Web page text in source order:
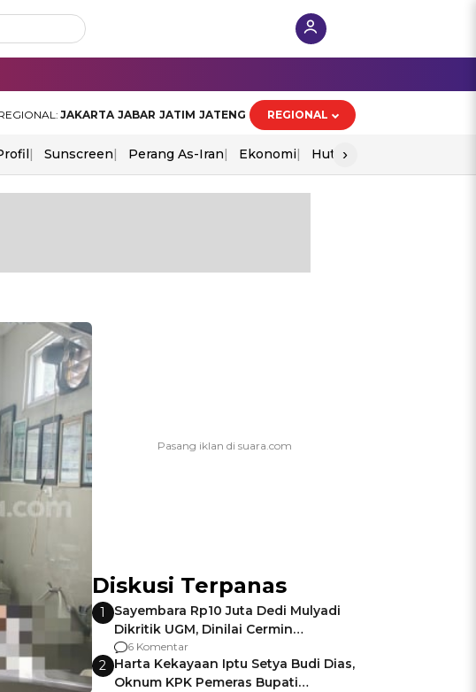
JAKARTA JABAR JATIM JATENG REGIONAL
Sunscreen Perang As-Iran Ekonomi Hut Ri
›
Diskusi Terpanas
1
Sayembara Rp10 Juta Dedi Mulyadi
Dikritik UGM, Dinilai Cermin
Gagalnya Negara Jamin Keamanan
6 Komentar
2 Harta Kekayaan Iptu Setya Budi Dias,
Oknum KPK Pemeras Bupati